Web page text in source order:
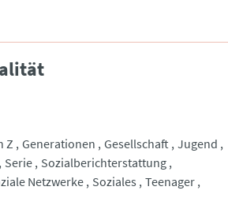
Z Generationen Gesellschaft Jugend
Serie
Sozialberichterstattung
Netzwerke Soziales Teenager